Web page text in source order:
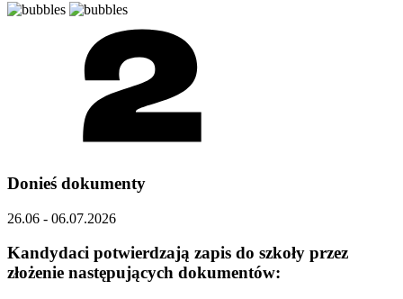
Donieś dokumenty
26.06 - 06.07.2026
Kandydaci potwierdzają zapis do szkoły przez
złożenie następujących dokumentów: